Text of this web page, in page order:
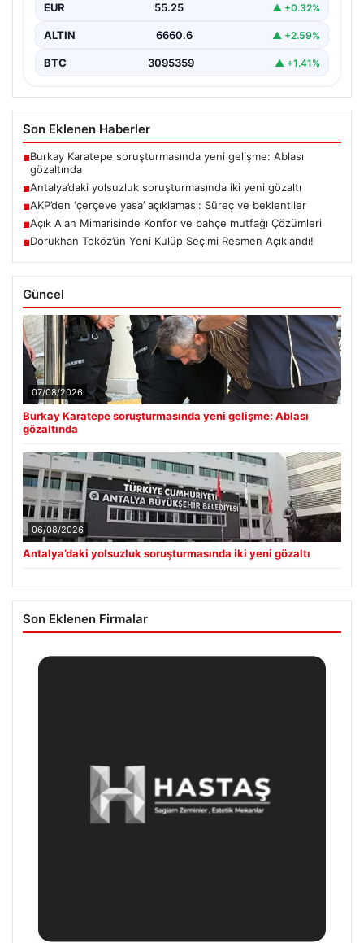
EUR 55.25 ▲ +0.32%
ALTIN 6660.6 ▲ +2.59%
BTC 3095359 ▲ +1.41%
Son Eklenen Haberler
■Burkay Karatepe soruşturmasında yeni gelişme: Ablası
gözaltında
■Antalya’daki yolsuzluk soruşturmasında iki yeni gözaltı
■AKP’den ‘çerçeve yasa’ açıklaması: Süreç ve beklentiler
■Açık Alan Mimarisinde Konfor ve bahçe mutfağı Çözümleri
■Dorukhan Toköz’ün Yeni Kulüp Seçimi Resmen Açıklandı!
Güncel
07/08/2026
Burkay Karatepe soruşturmasında yeni gelişme: Ablası
gözaltında
06/08/2026
Antalya’daki yolsuzluk soruşturmasında iki yeni gözaltı
Son Eklenen Firmalar